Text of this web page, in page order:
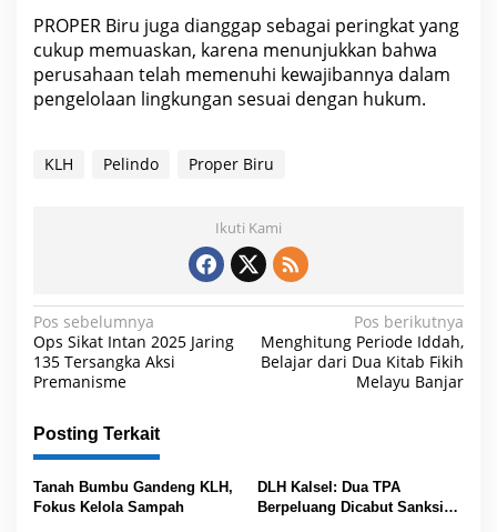
PROPER Biru juga dianggap sebagai peringkat yang
cukup memuaskan, karena menunjukkan bahwa
perusahaan telah memenuhi kewajibannya dalam
pengelolaan lingkungan sesuai dengan hukum.
KLH Pelindo Proper Biru
Ikuti Kami
N
a
v
i
g
a
s
Pos sebelumnya
Ops Sikat Intan 2025 Jaring
135 Tersangka Aksi
Premanisme
Pos berikutnya
Menghitung Periode Iddah,
Belajar dari Dua Kitab Fikih
Melayu Banjar
Posting Terkait
Tanah Bumbu Gandeng KLH,
Fokus Kelola Sampah
DLH Kalsel: Dua TPA
Berpeluang Dicabut Sanksi